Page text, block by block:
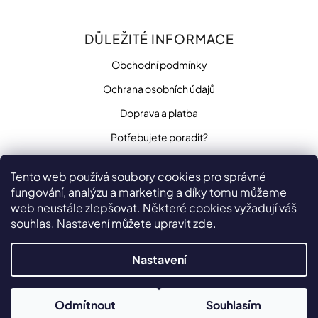
Tento web používá soubory cookies pro správné
fungování, analýzu a marketing a díky tomu můžeme
web neustále zlepšovat. Některé cookies vyžadují váš
souhlas. Nastavení můžete upravitzde.
Nastavení
Odmítnout Souhlasím
DŮLEŽITÉ INFORMACE
Obchodní podmínky
Ochrana osobních údajů
Doprava a platba
Potřebujete poradit?
SLEDUJTE NÁS
Vytvořilo na platformě
Shoptet
Copyright 2026penzista.net . Všechna práva vyhrazena.